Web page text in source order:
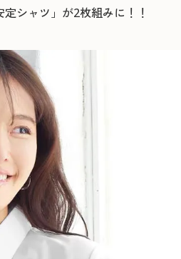
シャツ」が2枚組みに！！